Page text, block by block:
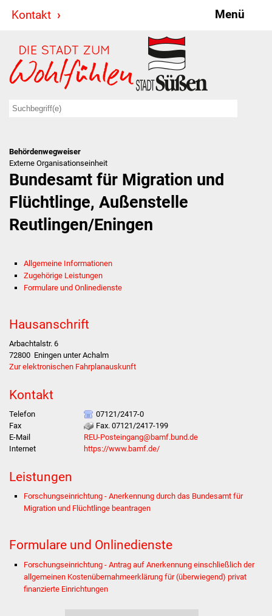
Kontakt Menü
Stadt & Politik
Bürgermeister
Ratsinformationssystem
Veröffentlichungen
FNP / Bebauungspläne
Jubiläumsjahr 2021
Behördenwegweiser
Externe Organisationseinheit
Bundesamt für Migration und
Flüchtlinge, Außenstelle
Reutlingen/Eningen
Allgemeine Informationen
Zugehörige Leistungen
Formulare und Onlinedienste
Hausanschrift
Arbachtalstr. 6
72800 Eningen unter Achalm
Zur elektronischen Fahrplanauskunft
Kontakt
Telefon
07121/2417-0
Fax
Fax. 07121/2417-199
E-Mail
REU-Posteingang@bamf.bund.de
Internet
https://www.bamf.de/
Leistungen
Forschungseinrichtung - Anerkennung durch das Bundesamt für
Migration und Flüchtlinge beantragen
Formulare und Onlinedienste
Forschungseinrichtung - Antrag auf Anerkennung einschließlich der
allgemeinen Kostenübernahmeerklärung für (überwiegend) privat
finanzierte Einrichtungen